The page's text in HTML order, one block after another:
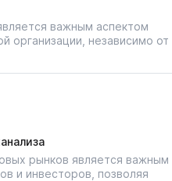
важным аспектом
организации, независимо от
рынков является важным
и инвесторов, позволяя